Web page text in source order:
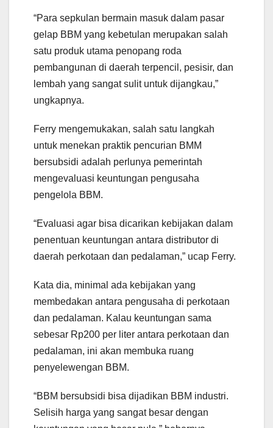
“Para sepkulan bermain masuk dalam pasar
gelap BBM yang kebetulan merupakan salah
satu produk utama penopang roda
pembangunan di daerah terpencil, pesisir, dan
lembah yang sangat sulit untuk dijangkau,”
ungkapnya.
Ferry mengemukakan, salah satu langkah
untuk menekan praktik pencurian BMM
bersubsidi adalah perlunya pemerintah
mengevaluasi keuntungan pengusaha
pengelola BBM.
“Evaluasi agar bisa dicarikan kebijakan dalam
penentuan keuntungan antara distributor di
daerah perkotaan dan pedalaman,” ucap Ferry.
Kata dia, minimal ada kebijakan yang
membedakan antara pengusaha di perkotaan
dan pedalaman. Kalau keuntungan sama
sebesar Rp200 per liter antara perkotaan dan
pedalaman, ini akan membuka ruang
penyelewengan BBM.
“BBM bersubsidi bisa dijadikan BBM industri.
Selisih harga yang sangat besar dengan